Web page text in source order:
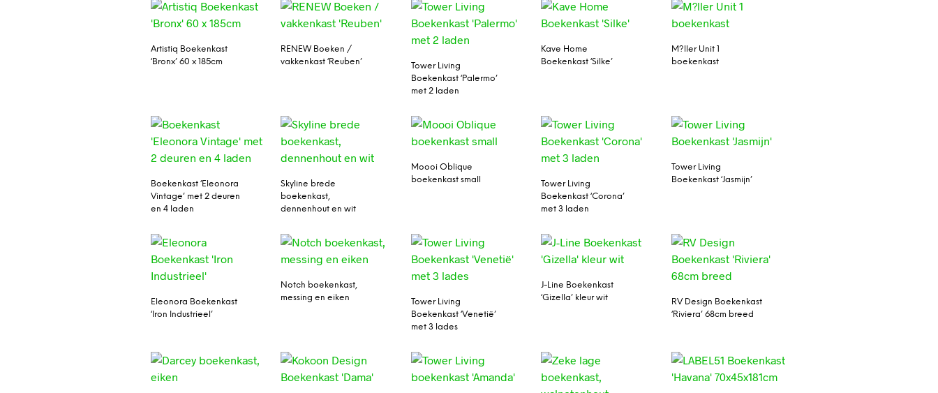
Artistiq Boekenkast
‘Bronx’ 60 x 185cm
RENEW Boeken /
vakkenkast ‘Reuben’
Tower Living
Boekenkast ‘Palermo’
met 2 laden
Kave Home
Boekenkast ‘Silke’
M?ller Unit 1
boekenkast
Boekenkast ‘Eleonora
Vintage’ met 2 deuren
en 4 laden
Skyline brede
boekenkast,
dennenhout en wit
Moooi Oblique
boekenkast small
Tower Living
Boekenkast ‘Corona’
met 3 laden
Tower Living
Boekenkast ‘Jasmijn’
Eleonora Boekenkast
‘Iron Industrieel’
Notch boekenkast,
messing en eiken
Tower Living
Boekenkast ‘Venetië’
met 3 lades
J-Line Boekenkast
‘Gizella’ kleur wit
RV Design Boekenkast
‘Riviera’ 68cm breed